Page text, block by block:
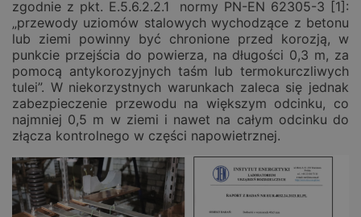
zgodnie z pkt. E.5.6.2.2.1 normy PN-EN 62305-3 [1]:
„przewody uziomów stalowych wychodzące z betonu
lub ziemi powinny być chronione przed korozją, w
punkcie przejścia do powierza, na długości 0,3 m, za
pomocą antykorozyjnych taśm lub termokurczliwych
tulei”. W niekorzystnych warunkach zaleca się jednak
zabezpieczenie przewodu na większym odcinku, co
najmniej 0,5 m w ziemi i nawet na całym odcinku do
złącza kontrolnego w części napowietrznej.